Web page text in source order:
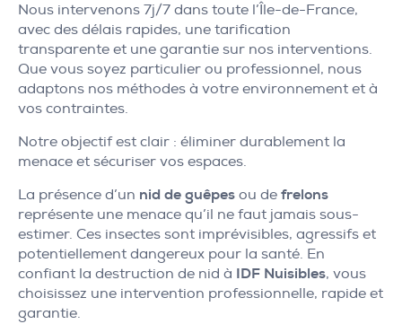
Nous intervenons 7j/7 dans toute l’Île-de-France,
avec des délais rapides, une tarification
transparente et une garantie sur nos interventions.
Que vous soyez particulier ou professionnel, nous
adaptons nos méthodes à votre environnement et à
vos contraintes.
Notre objectif est clair : éliminer durablement la
menace et sécuriser vos espaces.
La présence d’un nid de guêpes ou de frelons
représente une menace qu’il ne faut jamais sous-
estimer. Ces insectes sont imprévisibles, agressifs et
potentiellement dangereux pour la santé. En
confiant la destruction de nid à IDF Nuisibles, vous
choisissez une intervention professionnelle, rapide et
garantie.